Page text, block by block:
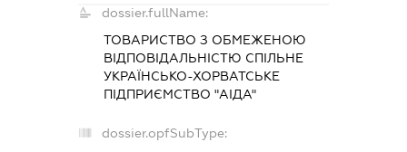
dossier.fullName:
ТОВАРИСТВО З ОБМЕЖЕНОЮ
ВІДПОВІДАЛЬНІСТЮ СПІЛЬНЕ
УКРАЇНСЬКО-ХОРВАТСЬКЕ
ПІДПРИЄМСТВО "АІДА"
dossier.opfSubType: